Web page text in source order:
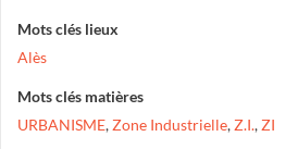
Mots clés lieux
Alès
Mots clés matières
URBANISME,Zone Industrielle,Z.I.,ZI